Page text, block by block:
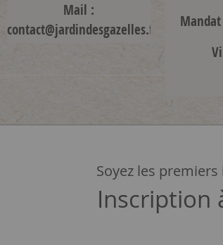
Mail :
contact@jardindesgazelles.fr
Soyez les
Inscription